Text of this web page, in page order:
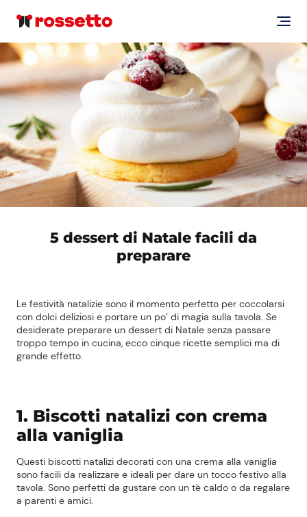
5 dessert di Natale facili da
preparare
Le festività natalizie sono il momento perfetto per coccolarsi
con dolci deliziosi e portare un po’ di magia sulla tavola. Se
desiderate preparare un dessert di Natale senza passare
troppo tempo in cucina, ecco cinque ricette semplici ma di
grande effetto.
1. Biscotti natalizi con crema
alla vaniglia
Questi biscotti natalizi decorati con una crema alla vaniglia
sono facili da realizzare e ideali per dare un tocco festivo alla
tavola. Sono perfetti da gustare con un tè caldo o da regalare
a parenti e amici.